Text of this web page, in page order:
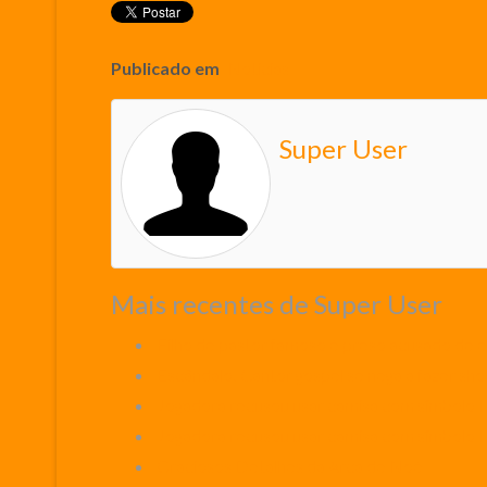
Publicado em
Super User
Mais recentes de Super User